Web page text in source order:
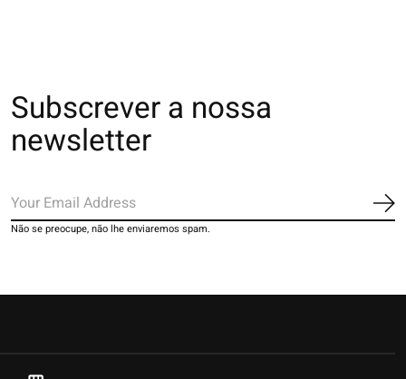
Subscrever a nossa
newsletter
Não se preocupe, não lhe enviaremos spam.